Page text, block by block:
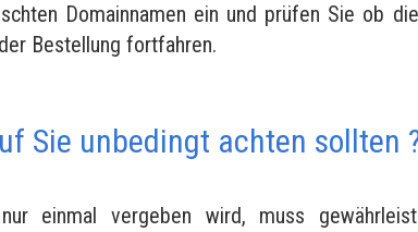
Domainnamen ein und prüfen Sie ob
Bestellung fortfahren.
Sie unbedingt achten sollten
einmal vergeben wird, muss